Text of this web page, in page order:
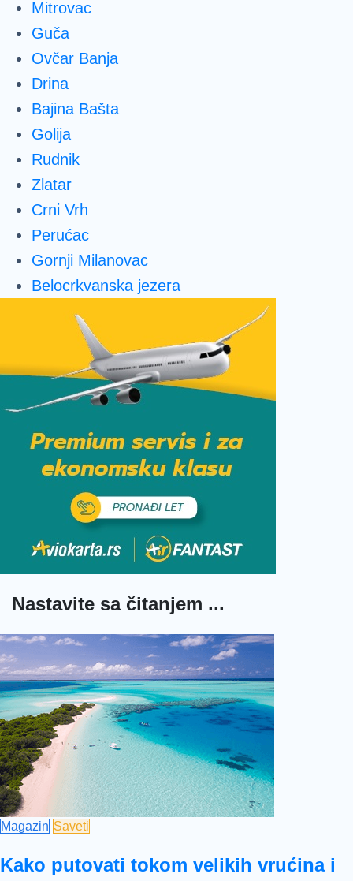
Mitrovac
Guča
Ovčar Banja
Drina
Bajina Bašta
Golija
Rudnik
Zlatar
Crni Vrh
Perućac
Gornji Milanovac
Belocrkvanska jezera
Nastavite sa čitanjem ...
Magazin Saveti
Kako putovati tokom velikih vrućina i